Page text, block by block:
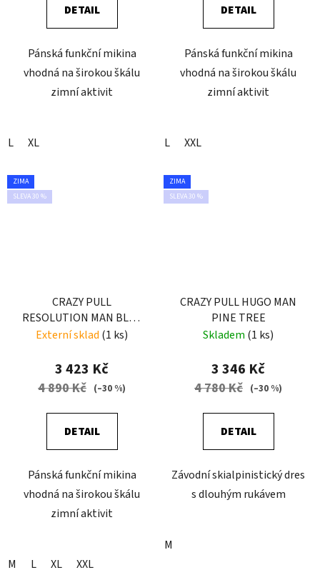
DETAIL
Pánská funkční mikina
vhodná na širokou škálu
zimní aktivit
L XL
DETAIL
Pánská funkční mikina
vhodná na širokou škálu
zimní aktivit
L XXL
ZIMA
SLEVA 30 %
CRAZY PULL
RESOLUTION MAN BLUE
GALAXY-BLACK
Externí sklad (1 ks)
3 423 Kč
4 890 Kč (–30 %)
DETAIL
Pánská funkční mikina
vhodná na širokou škálu
zimní aktivit
M L XL XXL
ZIMA
SLEVA 30 %
CRAZY PULL HUGO MAN
PINE TREE
Skladem (1 ks)
3 346 Kč
4 780 Kč (–30 %)
DETAIL
Závodní skialpinistický dres
s dlouhým rukávem
M